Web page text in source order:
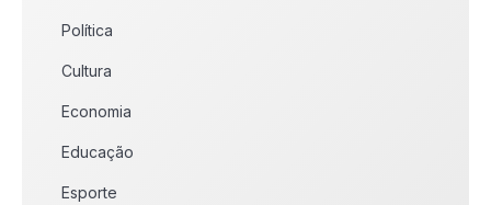
Política
Cultura
Economia
Educação
Esporte